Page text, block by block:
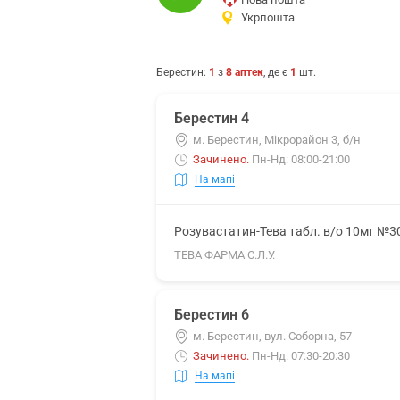
Укрпошта
Берестин: 1 з 8 аптек, де є 1 шт.
Берестин 4
м. Берестин, Мікрорайон 3, б/н
Зачинено. Пн-Нд: 08:00-21:00
На мапі
Розувастатин-Тева табл. в/о 10мг
ТЕВА ФАРМА С.Л.У.
Берестин 6
м. Берестин, вул. Соборна, 57
Зачинено. Пн-Нд: 07:30-20:30
На мапі